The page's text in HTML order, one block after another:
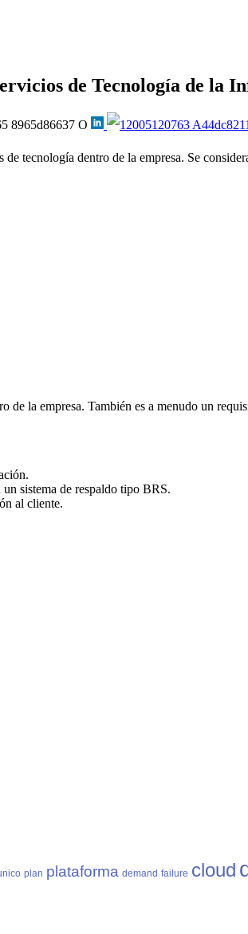
de Tecnología de la
tecnología dentro de la empresa. Se
la empresa. También es a menudo un
sistema de respaldo tipo BRS.
al cliente.
plan plataforma demand failure cloud